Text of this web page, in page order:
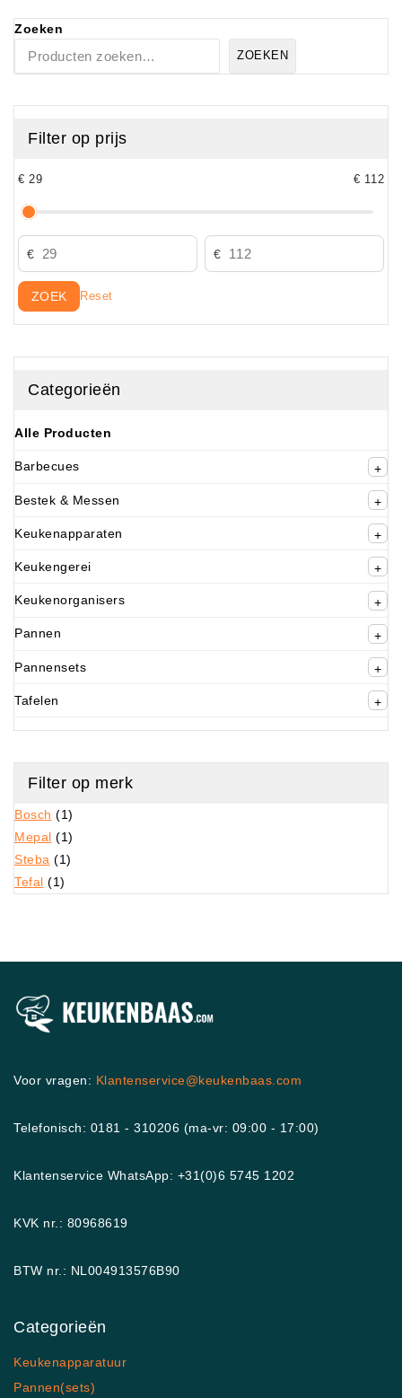
Zoeken
ZOEKEN
Filter op prijs
€ 29 € 112
ZOEK Reset
Categorieën
Alle Producten
Barbecues
Bestek & Messen
Keukenapparaten
Keukengerei
Keukenorganisers
Pannen
Pannensets
Tafelen
Filter op merk
Bosch (1)
Mepal (1)
Steba (1)
Tefal (1)
Voor vragen: Klantenservice@keukenbaas.com
Telefonisch: 0181 - 310206 (ma-vr: 09:00 - 17:00)
Klantenservice WhatsApp: +31(0)6 5745 1202
KVK nr.: 80968619
BTW nr.: NL004913576B90
Categorieën
Keukenapparatuur
Pannen(sets)